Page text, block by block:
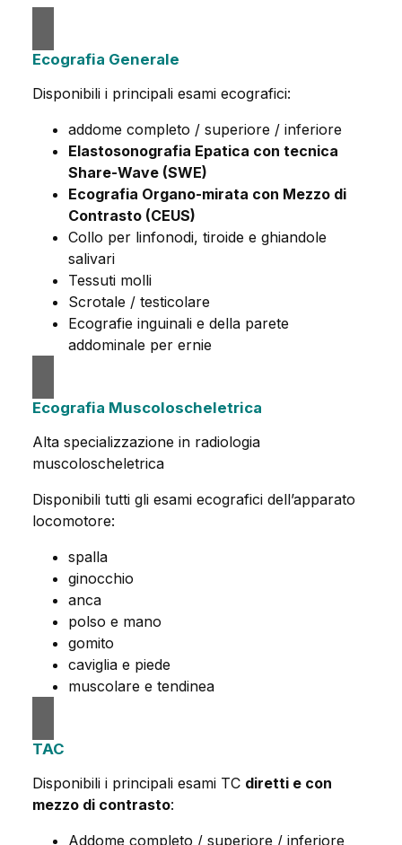
Ecografia Generale
Disponibili i principali esami ecografici:
addome completo / superiore / inferiore
Elastosonografia Epatica con tecnica
Share-Wave (SWE)
Ecografia Organo-mirata con Mezzo di
Contrasto (CEUS)
Collo per linfonodi, tiroide e ghiandole
salivari
Tessuti molli
Scrotale / testicolare
Ecografie inguinali e della parete
addominale per ernie
Ecografia Muscoloscheletrica
Alta specializzazione in radiologia
muscoloscheletrica
Disponibili tutti gli esami ecografici dell’apparato
locomotore:
spalla
ginocchio
anca
polso e mano
gomito
caviglia e piede
muscolare e tendinea
TAC
Disponibili i principali esami TC diretti e con
mezzo di contrasto:
Addome completo / superiore / inferiore